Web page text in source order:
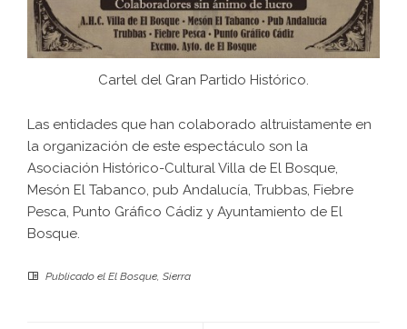
Cartel del Gran Partido Histórico.
Las entidades que han colaborado altruistamente en
la organización de este espectáculo son la
Asociación Histórico-Cultural Villa de El Bosque,
Mesón El Tabanco, pub Andalucía, Trubbas, Fiebre
Pesca, Punto Gráfico Cádiz y Ayuntamiento de El
Bosque.
Publicado el El Bosque, Sierra